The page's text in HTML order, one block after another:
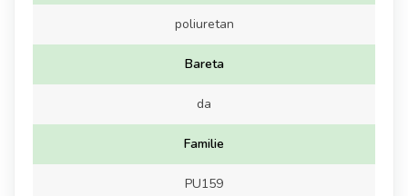
poliuretan
Bareta
da
Familie
PU159